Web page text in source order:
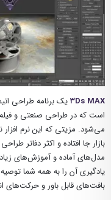
۳Ds MAXیک برنامه طراحی
است که در طراحی صنعتی و
می‌شود. مزیتی که این نرم افزار
بازار جا افتاده و اکثر دفاتر
مدل‌های آماده و آموزش‌های
یادگیری آن را به همه شما
بافت‌های قابل باور و حرکت‌های